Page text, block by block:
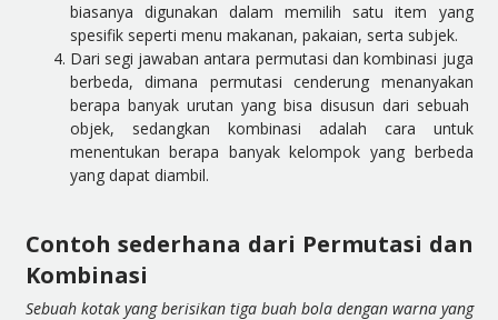
biasanya digunakan dalam memilih satu item yang
spesifik seperti menu makanan, pakaian, serta subjek.
Dari segi jawaban antara permutasi dan kombinasi juga
berbeda, dimana permutasi cenderung menanyakan
berapa banyak urutan yang bisa disusun dari sebuah
objek, sedangkan kombinasi adalah cara untuk
menentukan berapa banyak kelompok yang berbeda
yang dapat diambil.
Contoh sederhana dari Permutasi dan
Kombinasi
Sebuah kotak yang berisikan tiga buah bola dengan warna yang